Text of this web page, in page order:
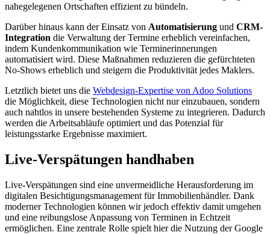
nahegelegenen Ortschaften effizient zu bündeln.
Darüber hinaus kann der Einsatz von Automatisierung und CRM-
Integration die Verwaltung der Termine erheblich vereinfachen,
indem Kundenkommunikation wie Terminerinnerungen
automatisiert wird. Diese Maßnahmen reduzieren die gefürchteten
No-Shows erheblich und steigern die Produktivität jedes Maklers.
Letztlich bietet uns die Webdesign-Expertise von Adoo Solutions
die Möglichkeit, diese Technologien nicht nur einzubauen, sondern
auch nahtlos in unsere bestehenden Systeme zu integrieren. Dadurch
werden die Arbeitsabläufe optimiert und das Potenzial für
leistungsstarke Ergebnisse maximiert.
Live-Verspätungen handhaben
Live-Verspätungen sind eine unvermeidliche Herausforderung im
digitalen Besichtigungsmanagement für Immobilienhändler. Dank
moderner Technologien können wir jedoch effektiv damit umgehen
und eine reibungslose Anpassung von Terminen in Echtzeit
ermöglichen. Eine zentrale Rolle spielt hier die Nutzung der Google